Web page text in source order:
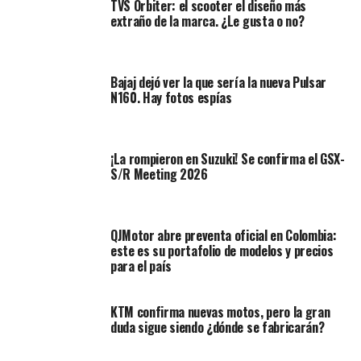
Publimotos. Esa misma noche continuó su viaje en avión,
en horas de la madrugada y, gracias a una previa gestión,
lo esperaban otros pilotos discapacitados que viajaban
La pista de carreras, propiedad de Ferrari desde 1988,
está ubicada en las afueras de Scarperia e San Piero, una
impresión de Khitian fue nocturna, llegó a la
madrugada, pero se encontró con un cálido ambiente,
no solo por estar en pleno verano europeo, sino por la
lo esperaba una Suzuki GSX R 600, previamente
adecuada para sus requerimientos.
TVS Orbiter: el scooter el diseño más
extraño de la marca. ¿Le gusta o no?
Bajaj dejó ver la que sería la nueva Pulsar
N160. Hay fotos espías
¡La rompieron en Suzuki! Se confirma el GSX-
S/R Meeting 2026
QJMotor abre preventa oficial en Colombia:
este es su portafolio de modelos y precios
para el país
KTM confirma nuevas motos, pero la gran
duda sigue siendo ¿dónde se fabricarán?